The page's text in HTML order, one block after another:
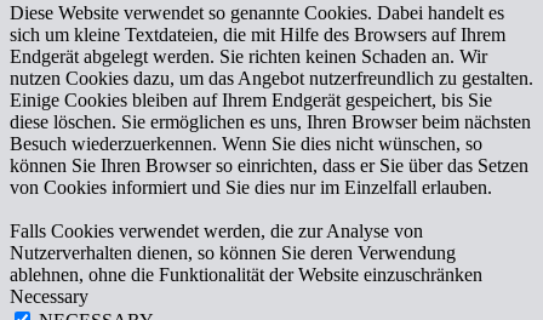
Diese Website verwendet so genannte Cookies. Dabei handelt es
sich um kleine Textdateien, die mit Hilfe des Browsers auf Ihrem
Endgerät abgelegt werden. Sie richten keinen Schaden an. Wir
nutzen Cookies dazu, um das Angebot nutzerfreundlich zu gestalten.
Einige Cookies bleiben auf Ihrem Endgerät gespeichert, bis Sie
diese löschen. Sie ermöglichen es uns, Ihren Browser beim nächsten
Besuch wiederzuerkennen. Wenn Sie dies nicht wünschen, so
können Sie Ihren Browser so einrichten, dass er Sie über das Setzen
von Cookies informiert und Sie dies nur im Einzelfall erlauben.
Falls Cookies verwendet werden, die zur Analyse von
Nutzerverhalten dienen, so können Sie deren Verwendung
ablehnen, ohne die Funktionalität der Website einzuschränken
Necessary